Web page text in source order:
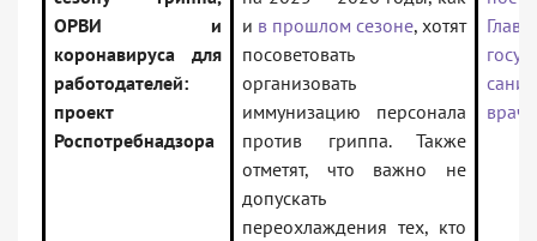
ОРВИ и
коронавируса для
работодателей:
проект
Роспотребнадзора
и в прошлом сезоне, хотят
посоветовать
организовать
иммунизацию персонала
против гриппа. Также
отметят, что важно не
допускать
переохлаждения тех, кто